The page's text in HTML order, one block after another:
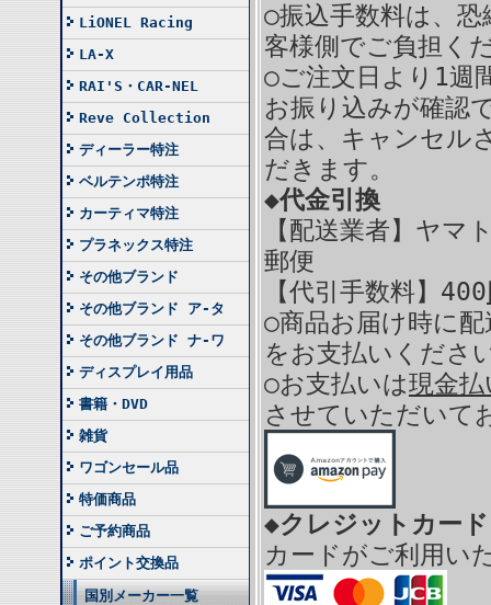
LiONEL Racing
LA-X
RAI'S・CAR-NEL
Reve Collection
ディーラー特注
ベルテンポ特注
カーティマ特注
プラネックス特注
その他ブランド
その他ブランド ア-タ
その他ブランド ナ-ワ
ディスプレイ用品
書籍・DVD
雑貨
ワゴンセール品
特価商品
ご予約商品
ポイント交換品
国別メーカー一覧
○振込手数料は、
客様側でご負担く
○ご注文日より1週
お振り込みが確認
合は、キャンセル
だきます。
◆代金引換
【配送業者】ヤマ
郵便
【代引手数料】400
○商品お届け時に
をお支払いくださ
○お支払いは現金
させていただいて
◆クレジットカー
カードがご利用い